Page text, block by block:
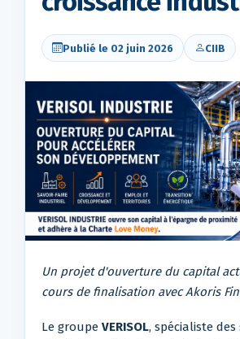
Publié le 02 juin 2026 CIIB
Un projet d'ouverture du capital
cours de finalisation avec Akoris
Le groupe VERISOL, spécialiste